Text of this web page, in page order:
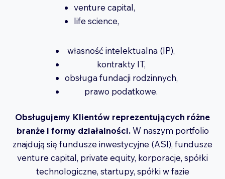
venture capital,
life science,
własność intelektualna (IP),
kontrakty IT,
obsługa fundacji rodzinnych,
prawo podatkowe.
Obsługujemy Klientów reprezentujących różne
branże i formy działalności.W naszym portfolio
znajdują się fundusze inwestycyjne (ASI), fundusze
venture capital, private equity, korporacje, spółki
technologiczne, startupy, spółki w fazie